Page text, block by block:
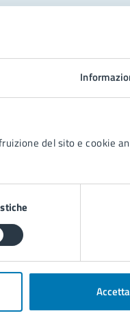
del sito e cookie